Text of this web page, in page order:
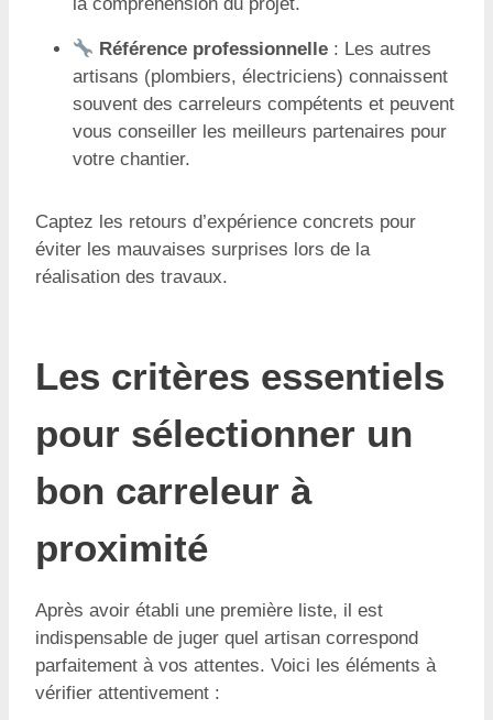
Référence professionnelle : Les autres
artisans (plombiers, électriciens) connaissent
souvent des carreleurs compétents et peuvent
vous conseiller les meilleurs partenaires pour
votre chantier.
Captez les retours d’expérience concrets pour
éviter les mauvaises surprises lors de la
réalisation des travaux.
Les critères essentiels
pour sélectionner un
bon carreleur à
proximité
Après avoir établi une première liste, il est
indispensable de juger quel artisan correspond
parfaitement à vos attentes. Voici les éléments à
vérifier attentivement :